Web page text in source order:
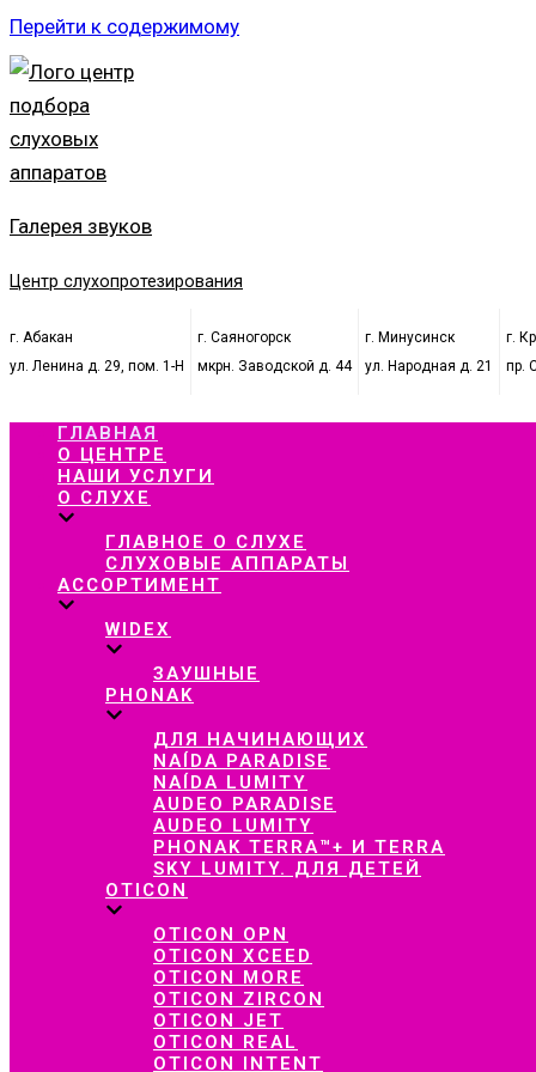
Перейти к содержимому
Галерея звуков
Центр слухопротезирования
г. Абакан
ул. Ленина д. 29, пом. 1-Н
г. Саяногорск
мкрн. Заводской д. 44
г. Минусинск
ул. Народная д. 21
г.
пр.
ГЛАВНАЯ
О ЦЕНТРЕ
НАШИ УСЛУГИ
О СЛУХЕ
ГЛАВНОЕ О СЛУХЕ
СЛУХОВЫЕ АППАРАТЫ
АССОРТИМЕНТ
WIDEX
ЗАУШНЫЕ
PHONAK
ДЛЯ НАЧИНАЮЩИХ
NAÍDA PARADISE
NAÍDA LUMITY
AUDEO PARADISE
AUDEO LUMITY
PHONAK TERRA™+ И TERRA
SKY LUMITY. ДЛЯ ДЕТЕЙ
OTICON
OTICON OPN
OTICON XCEED
OTICON MORE
OTICON ZIRCON
OTICON JET
OTICON REAL
OTICON INTENT